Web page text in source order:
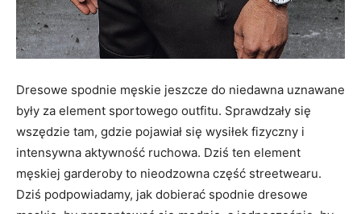
Dresowe spodnie męskie jeszcze do niedawna uznawane
były za element sportowego outfitu. Sprawdzały się
wszędzie tam, gdzie pojawiał się wysiłek fizyczny i
intensywna aktywność ruchowa. Dziś ten element
męskiej garderoby to nieodzowna część streetwearu.
Dziś podpowiadamy, jak dobierać spodnie dresowe